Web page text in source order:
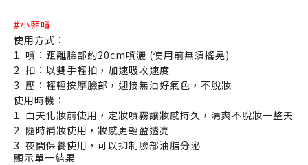
#小藍噴
使用方式：
1. 噴：距離臉部約20cm噴灑 (使用前無須搖晃)
2. 拍：以雙手輕拍，加速吸收速度
3. 壓：輕輕按摩臉部，迎接無油好氣色，不脫妝
使用時機：
1. 白天化妝前使用，定妝噴霧讓妝感持久，清爽不脫妝一整天
2. 隨時補妝使用，妝感更輕盈透亮
3. 夜間保養使用，可以抑制臉部油脂分泌
顯示單一結果